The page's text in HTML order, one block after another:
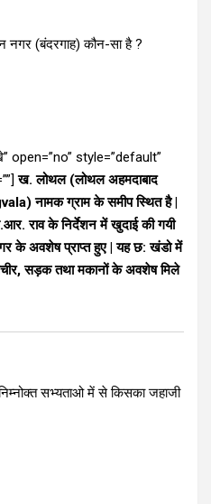
नगर (बंदरगाह) कौन-सा है ?
open=”no” style=”default”
ख. लोथल (लोथल अहमदाबाद
नामक ग्राम के समीप स्थित है |
राव के निर्देशन में खुदाई की गयी
के अवशेष प्राप्त हुए | यह छ: खंडो में
सड़क तथा मकानों के अवशेष मिले
सभ्यताओ में से किसका जहाजी